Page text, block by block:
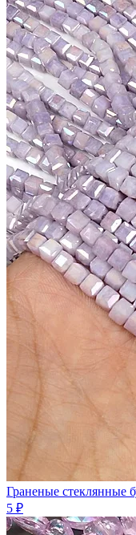
Граненые стеклянные
5 ₽